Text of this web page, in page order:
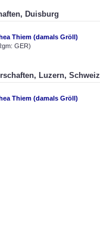
Duisburg
Thiem (damals Gröll)
GER)
Luzern, Schweiz
Thiem (damals Gröll)